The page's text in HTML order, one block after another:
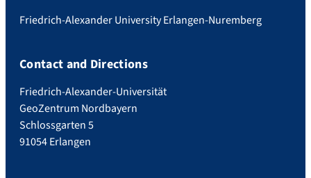
Friedrich-Alexander University Erlangen-Nuremberg
Contact and Directions
Friedrich-Alexander-Universität
GeoZentrum Nordbayern
Schlossgarten 5
91054 Erlangen